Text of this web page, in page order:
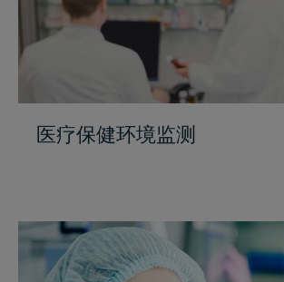
医疗保健环境监测